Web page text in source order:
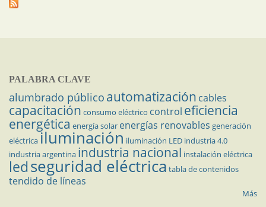
PALABRA CLAVE
alumbrado público automatización cables
capacitación consumo eléctrico control eficiencia
energética energía solar energías renovables generación
eléctricailuminación iluminación LED industria 4.0
industria argentina industria nacional instalación eléctrica
ledseguridad eléctrica tabla de contenidos
tendido de líneas
Más